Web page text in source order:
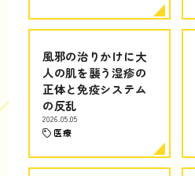
風邪の治りかけに大
人の肌を襲う湿疹の
正体と免疫システム
の反乱
2026.05.05
医療